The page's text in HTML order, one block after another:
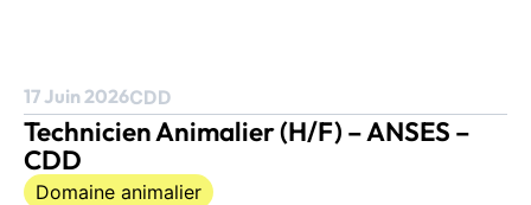
17 Juin 2026CDD
Technicien Animalier (H/F) – ANSES –
CDD
Domaine animalier